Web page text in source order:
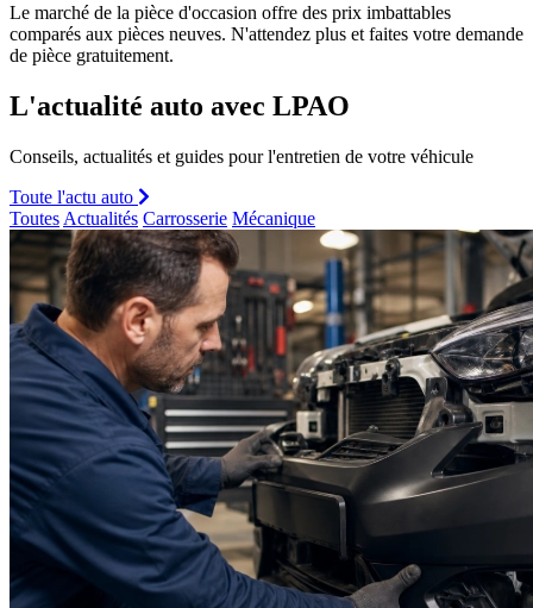
Le marché de la pièce d'occasion offre des prix imbattables
comparés aux pièces neuves. N'attendez plus et faites votre demande
de pièce gratuitement.
L'actualité auto avec LPAO
Conseils, actualités et guides pour l'entretien de votre véhicule
Toute l'actu auto
Toutes Actualités Carrosserie Mécanique